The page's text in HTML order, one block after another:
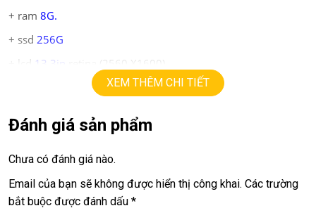
+ ram 8G.
+ ssd 256G
+ lcd 13.3in
retina (2560 X1600)
+ 2 Thunderbolt 3 ports
13.9tr
💻LAPTOP TRIỀU PHÁT • UY TÍN • CHẤT LƯỢNG • GIÁ
TỐT💻
XEM THÊM CHI TIẾT
Đánh giá sản phẩm
Chưa có đánh giá nào.
Email của bạn sẽ không được hiển thị công khai. Các trường
bắt buộc được đánh dấu *